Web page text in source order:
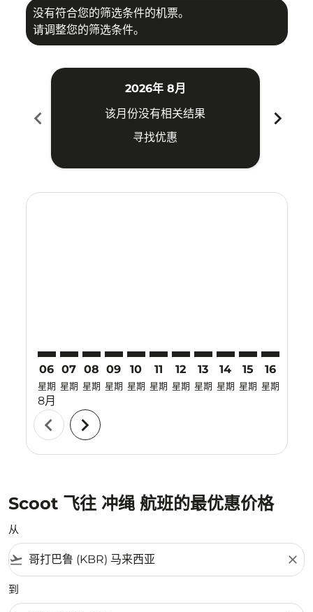
没有符合您的筛选条件的机票。
请调整您的筛选条件。
chevron_left
2026年 8月
该月份没有相关结果
寻找优惠
chevron_right
06
星期
8月
07
星期
08
星期
09
星期
10
星期
11
星期
12
星期
13
星期
14
星期
15
星期
16
星期
chevron_left chevron_right
Scoot 飞往 冲绳 航班的最优惠价格
从
flight_takeoff close
到